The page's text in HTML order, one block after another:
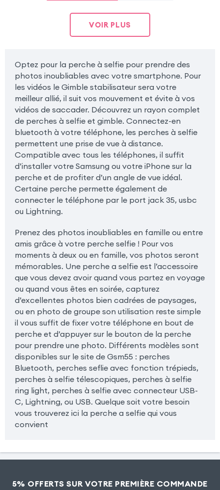
VOIR PLUS
Optez pour la perche à selfie pour prendre des
photos inoubliables avec votre smartphone. Pour
les vidéos le Gimble stabilisateur sera votre
meilleur allié, il suit vos mouvement et évite à vos
vidéos de saccader. Découvrez un rayon complet
de perches à selfie et gimble. Connectez-en
bluetooth à votre téléphone, les perches à selfie
permettent une prise de vue à distance.
Compatible avec tous les téléphones, il suffit
d’installer votre Samsung ou votre iPhone sur la
perche et de profiter d’un angle de vue idéal.
Certaine perche permette également de
connecter le téléphone par le port jack 35, usbc
ou Lightning.
Prenez des photos inoubliables en famille ou entre
amis grâce à votre perche selfie ! Pour vos
moments à deux ou en famille, vos photos seront
mémorables. Une perche a selfie est l’accessoire
que vous devez avoir quand vous partez en voyage
ou quand vous êtes en soirée, capturez
d’excellentes photos bien cadrées de paysages,
ou en photo de groupe son utilisation reste simple
il vous suffit de fixer votre téléphone en bout de
perche et d’appuyer sur le bouton de la perche
pour prendre une photo. Différents modèles sont
disponibles sur le site de Gsm55 : perches
Bluetooth, perches seflie avec fonction trépieds,
perches à selfie télescopiques, perches à selfie
ring light, perches à selfie avec connecteur USB-
C, Lightning, ou USB. Quelque soit votre besoin
vous trouverez ici la perche a selfie qui vous
convient
5% OFFERTS SUR VOTRE PREMIÈRE COMMANDE